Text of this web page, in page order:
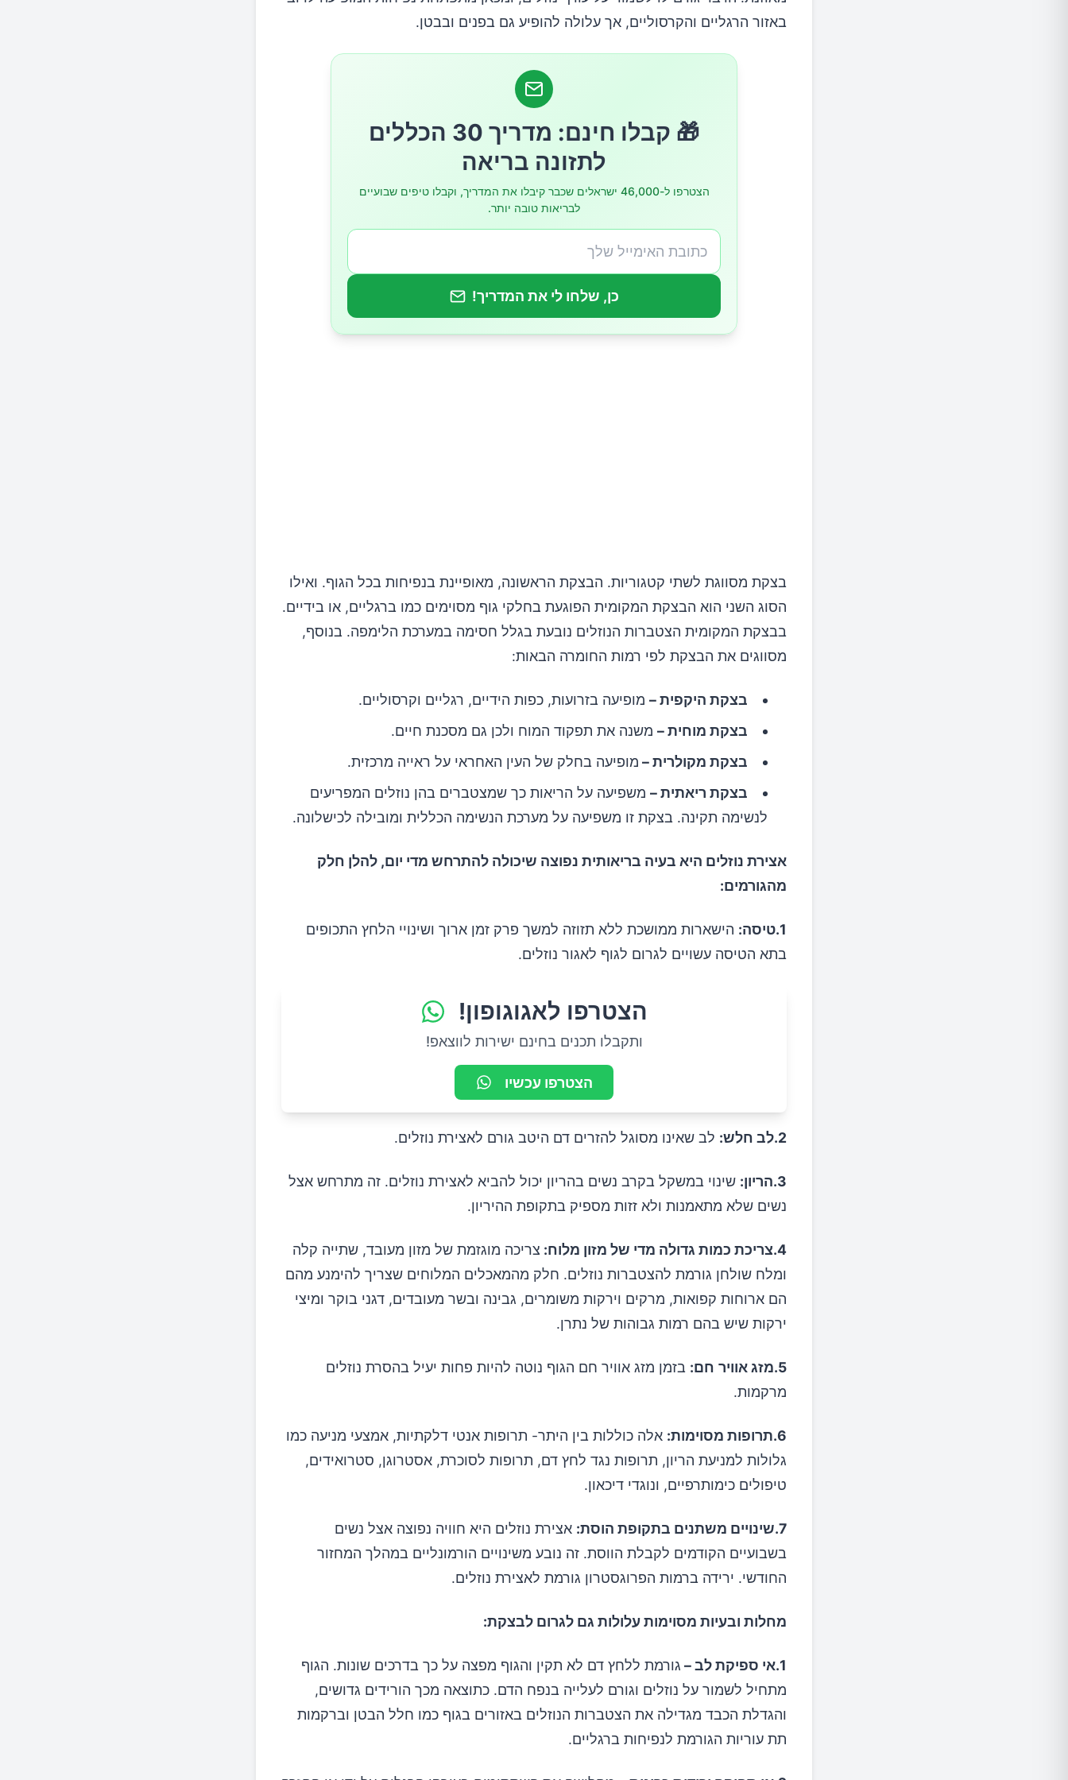
באזור הרגליים והקרסוליים, אך עלולה להופיע גם בפנים ובבטן.
🎁 קבלו חינם: מדריך 30 הכללים
לתזונה בריאה
הצטרפו ל-46,000 ישראלים שכבר קיבלו את המדריך, וקבלו טיפים שבועיים
לבריאות טובה יותר.
כן, שלחו לי את המדריך!
בצקת מסווגת לשתי קטגוריות. הבצקת הראשונה, מאופיינת בנפיחות בכל הגוף. ואילו
הסוג השני הוא הבצקת המקומית הפוגעת בחלקי גוף מסוימים כמו ברגליים, או בידיים.
בבצקת המקומית הצטברות הנוזלים נובעת בגלל חסימה במערכת הלימפה. בנוסף,
מסווגים את הבצקת לפי רמות החומרה הבאות:
בצקת היקפית –מופיעה בזרועות, כפות הידיים, רגליים וקרסוליים.
בצקת מוחית –משנה את תפקוד המוח ולכן גם מסכנת חיים.
בצקת מקולרית – מופיעה בחלק של העין האחראי על ראייה מרכזית.
בצקת ריאתית –משפיעה על הריאות כך שמצטברים בהן נוזלים המפריעים
לנשימה תקינה. בצקת זו משפיעה על מערכת הנשימה הכללית ומובילה לכישלונה.
אצירת נוזלים היא בעיה בריאותית נפוצה שיכולה להתרחש מדי יום, להלן חלק
מהגורמים:
1.טיסה:
הישארות ממושכת ללא תזוזה למשך פרק זמן ארוך ושינויי הלחץ התכופים
בתא הטיסה עשויים לגרום לגוף לאגור נוזלים.
הצטרפו לאגוגופון!
ותקבלו תכנים בחינם ישירות לווצאפ!
הצטרפו עכשיו
2.לב חלש: לב שאינו מסוגל להזרים דם היטב גורם לאצירת נוזלים.
3.הריון:
שינוי במשקל בקרב נשים בהריון יכול להביא לאצירת נוזלים. זה מתרחש אצל
נשים שלא מתאמנות ולא זזות מספיק בתקופת ההיריון.
4.צריכת כמות גדולה מדי של מזון מלוח:
צריכה מוגזמת של מזון מעובד, שתייה קלה
ומלח שולחן גורמת להצטברות נוזלים. חלק מהמאכלים המלוחים שצריך להימנע מהם
הם ארוחות קפואות, מרקים וירקות משומרים, גבינה ובשר מעובדים, דגני בוקר ומיצי
ירקות שיש בהם רמות גבוהות של נתרן.
5.מזג אוויר חם: בזמן מזג אוויר חם הגוף נוטה להיות פחות יעיל בהסרת נוזלים
מרקמות.
6.תרופות מסוימות:
אלה כוללות בין היתר- תרופות אנטי דלקתיות, אמצעי מניעה כמו
גלולות למניעת הריון, תרופות נגד לחץ דם, תרופות לסוכרת, אסטרוגן, סטרואידים,
טיפולים כימותרפיים, ונוגדי דיכאון.
7.שינויים משתנים בתקופת הוסת:
אצירת נוזלים היא חוויה נפוצה אצל נשים
בשבועיים הקודמים לקבלת הווסת. זה נובע משינויים הורמונליים במהלך המחזור
החודשי. ירידה ברמות הפרוגסטרון גורמת לאצירת נוזלים.
מחלות ובעיות מסוימות עלולות גם לגרום לבצקת:
1.אי ספיקת לב –
גורמת ללחץ דם לא תקין והגוף מפצה על כך בדרכים שונות. הגוף
מתחיל לשמור על נוזלים וגורם לעלייה בנפח הדם. כתוצאה מכך הורידים גדושים,
והגדלת הכבד מגדילה את הצטברות הנוזלים באזורים בגוף כמו חלל הבטן וברקמות
תת עוריות הגורמת לנפיחות ברגליים.